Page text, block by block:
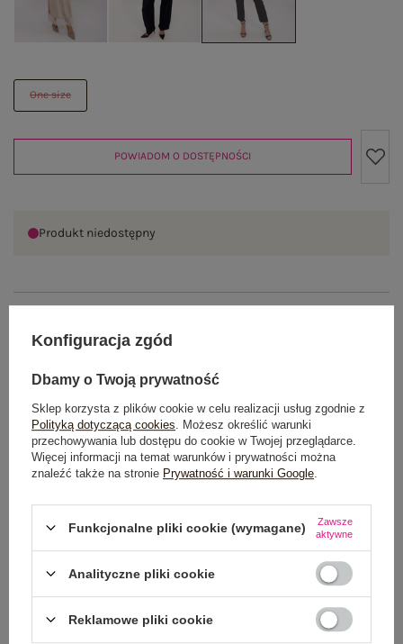
One size
POWIADOM O DOSTĘPNOŚCI
Produkt niedostępny
WYSYŁKA I DOSTAWA
ZWROTY I REKLAMACJE
Konfiguracja zgód
Dbamy o Twoją prywatność
Sklep korzysta z plików cookie w celu realizacji usług zgodnie z
Polityką dotyczącą cookies . Możesz określić warunki
przechowywania lub dostępu do cookie w Twojej przeglądarce.
Więcej informacji na temat warunków i prywatności można
znaleźć także na stronie Prywatność i warunki Google
Funkcjonalne pliki cookie (wymagane)
Zawsze
aktywne
Analityczne pliki cookie
Reklamowe pliki cookie